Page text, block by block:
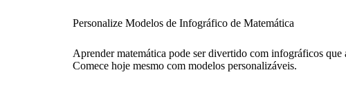
Personalize Modelos de Infográfico de Matemática
Aprender matemática pode ser divertido com infográficos
Comece hoje mesmo com modelos personalizáveis.